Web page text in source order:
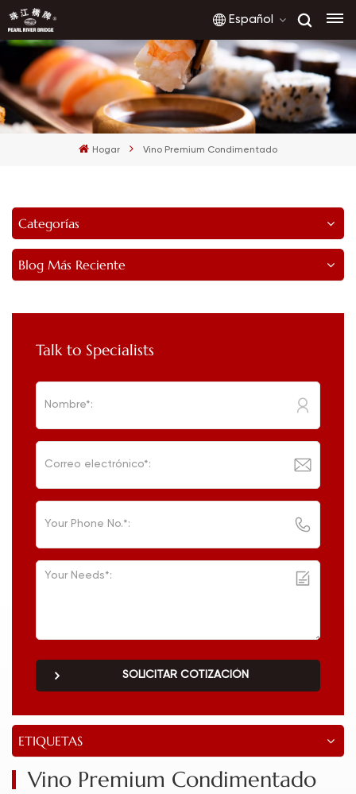
Español
English
français
Hogar Vino Premium Condimentado
Categorías
Blog Más Reciente
Talk to Specialists
SOLICITAR COTIZACIÓN
ETIQUETAS
Vino Premium Condimentado